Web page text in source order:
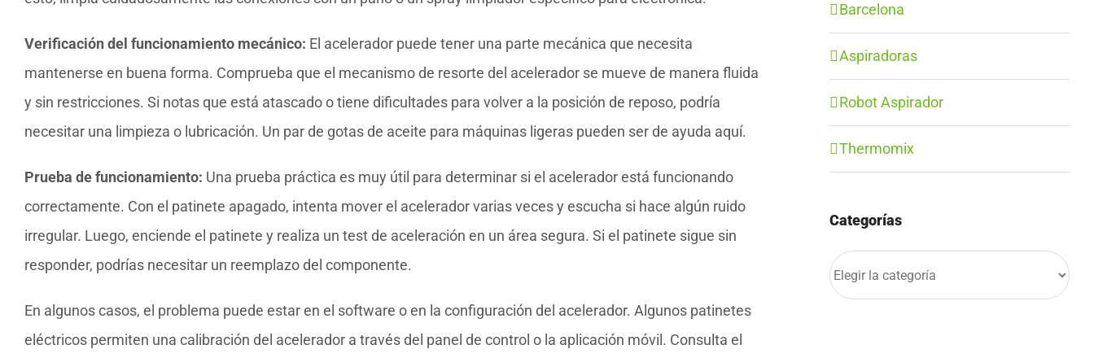
Verificación del funcionamiento mecánico: El acelerador puede tener una parte mecánica que necesita
mantenerse en buena forma. Comprueba que el mecanismo de resorte del acelerador se mueve de manera fluida
y sin restricciones. Si notas que está atascado o tiene dificultades para volver a la posición de reposo, podría
necesitar una limpieza o lubricación. Un par de gotas de aceite para máquinas ligeras pueden ser de ayuda aquí.
Prueba de funcionamiento: Una prueba práctica es muy útil para determinar si el acelerador está funcionando
correctamente. Con el patinete apagado, intenta mover el acelerador varias veces y escucha si hace algún ruido
irregular. Luego, enciende el patinete y realiza un test de aceleración en un área segura. Si el patinete sigue sin
responder, podrías necesitar un reemplazo del componente.
En algunos casos, el problema puede estar en el software o en la configuración del acelerador. Algunos patinetes
eléctricos permiten una calibración del acelerador a través del panel de control o la aplicación móvil. Consulta el
Barcelona
Aspiradoras
Robot Aspirador
Thermomix
Categorías
Categorías